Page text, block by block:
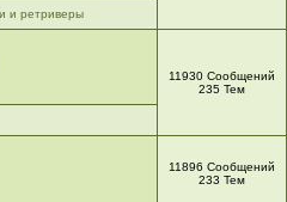
и ретриверы
11930 Сообщений
235 Тем
11896 Сообщений
233 Тем